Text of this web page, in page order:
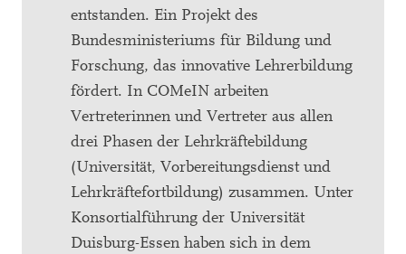
entstanden. Ein Projekt des
Bundesministeriums für Bildung und
Forschung, das innovative Lehrerbildung
fördert. In COMeIN arbeiten
Vertreterinnen und Vertreter aus allen
drei Phasen der Lehrkräftebildung
(Universität, Vorbereitungsdienst und
Lehrkräftefortbildung) zusammen. Unter
Konsortialführung der Universität
Duisburg-Essen haben sich in dem